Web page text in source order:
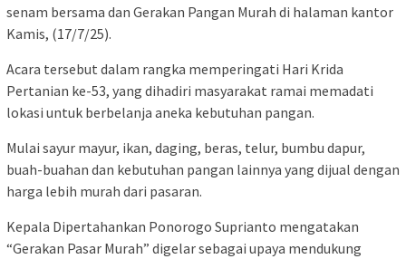
senam bersama dan Gerakan Pangan Murah di halaman kantor
Kamis, (17/7/25).
Acara tersebut dalam rangka memperingati Hari Krida
Pertanian ke-53, yang dihadiri masyarakat ramai memadati
lokasi untuk berbelanja aneka kebutuhan pangan.
Mulai sayur mayur, ikan, daging, beras, telur, bumbu dapur,
buah-buahan dan kebutuhan pangan lainnya yang dijual dengan
harga lebih murah dari pasaran.
Kepala Dipertahankan Ponorogo Suprianto mengatakan
“Gerakan Pasar Murah” digelar sebagai upaya mendukung